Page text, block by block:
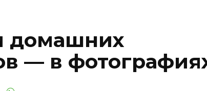
домашних
— в